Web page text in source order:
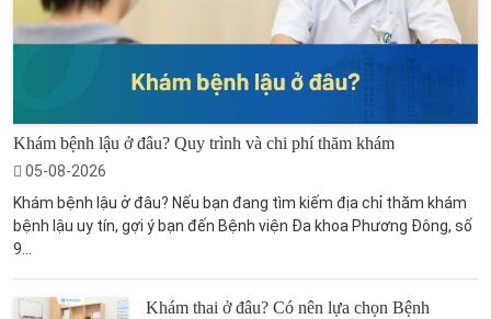
Khám bệnh lậu ở đâu? Quy trình và chi phí thăm khám
05-08-2026
Khám bệnh lậu ở đâu? Nếu bạn đang tìm kiếm địa chỉ thăm khám
bệnh lậu uy tín, gợi ý bạn đến Bệnh viện Đa khoa Phương Đông, số
9...
Khám thai ở đâu? Có nên lựa chọn Bệnh